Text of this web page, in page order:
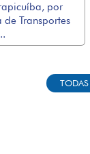
por
Transportes